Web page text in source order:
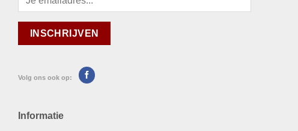
Volg ons ook op:
Informatie